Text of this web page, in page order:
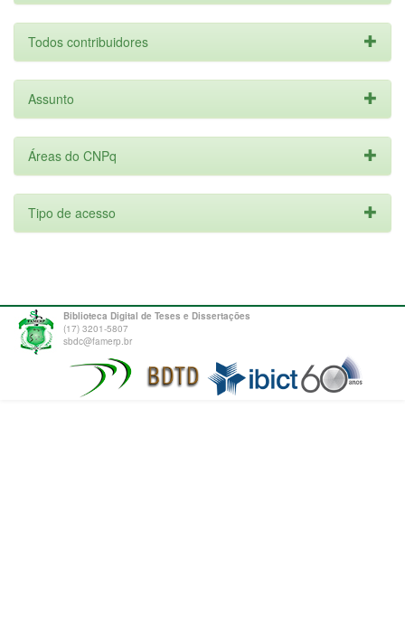
Todos contribuidores
Assunto
Áreas do CNPq
Tipo de acesso
Biblioteca Digital de Teses e Dissertações
(17) 3201-5807
sbdc@famerp.br